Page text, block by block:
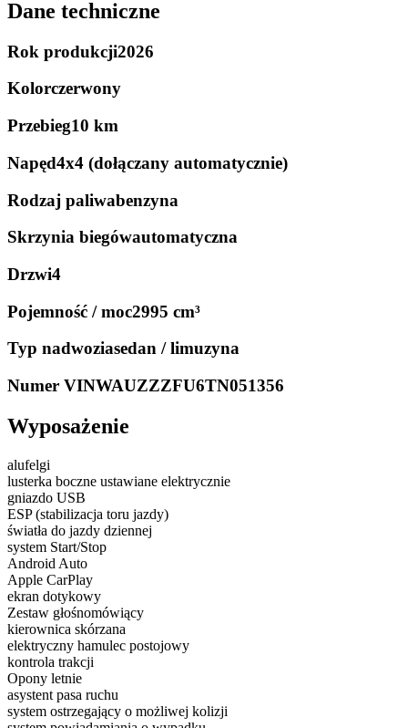
Dane techniczne
Rok produkcji2026
Kolorczerwony
Przebieg10 km
Napęd4x4 (dołączany automatycznie)
Rodzaj paliwabenzyna
Skrzynia biegówautomatyczna
Drzwi4
Pojemność / moc2995 cm³
Typ nadwoziasedan / limuzyna
Numer VINWAUZZZFU6TN051356
Wyposażenie
alufelgi
lusterka boczne ustawiane elektrycznie
gniazdo USB
ESP (stabilizacja toru jazdy)
światła do jazdy dziennej
system Start/Stop
Android Auto
Apple CarPlay
ekran dotykowy
Zestaw głośnomówiący
kierownica skórzana
elektryczny hamulec postojowy
kontrola trakcji
Opony letnie
asystent pasa ruchu
system ostrzegający o możliwej kolizji